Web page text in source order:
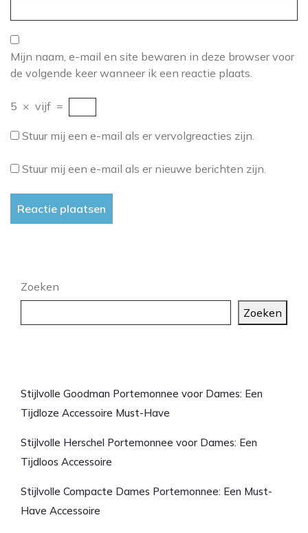
Mijn naam, e-mail en site bewaren in deze browser voor
de volgende keer wanneer ik een reactie plaats.
5 × vijf =
Stuur mij een e-mail als er vervolgreacties zijn.
Stuur mij een e-mail als er nieuwe berichten zijn.
Zoeken
Zoeken
Stijlvolle Goodman Portemonnee voor Dames: Een
Tijdloze Accessoire Must-Have
Stijlvolle Herschel Portemonnee voor Dames: Een
Tijdloos Accessoire
Stijlvolle Compacte Dames Portemonnee: Een Must-
Have Accessoire